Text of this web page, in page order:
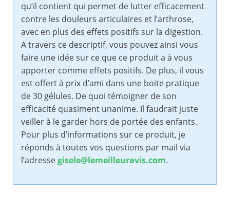
qu’il contient qui permet de lutter efficacement
contre les douleurs articulaires et l’arthrose,
avec en plus des effets positifs sur la digestion.
A travers ce descriptif, vous pouvez ainsi vous
faire une idée sur ce que ce produit a à vous
apporter comme effets positifs. De plus, il vous
est offert à prix d’ami dans une boite pratique
de 30 gélules. De quoi témoigner de son
efficacité quasiment unanime. Il faudrait juste
veiller à le garder hors de portée des enfants.
Pour plus d’informations sur ce produit, je
réponds à toutes vos questions par mail via
l’adressegisele@lemeilleuravis.com.